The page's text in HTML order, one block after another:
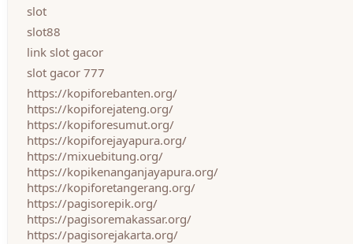
slot
slot88
link slot gacor
slot gacor 777
https://kopiforebanten.org/
https://kopiforejateng.org/
https://kopiforesumut.org/
https://kopiforejayapura.org/
https://mixuebitung.org/
https://kopikenanganjayapura.org/
https://kopiforetangerang.org/
https://pagisorepik.org/
https://pagisoremakassar.org/
https://pagisorejakarta.org/